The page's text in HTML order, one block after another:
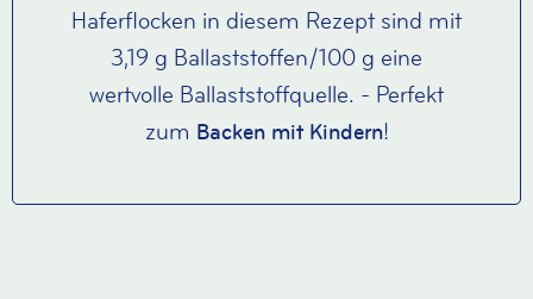
Haferflocken in diesem Rezept sind mit
3,19 g Ballaststoffen/100 g eine
wertvolle Ballaststoffquelle. - Perfekt
zum Backen mit Kindern!